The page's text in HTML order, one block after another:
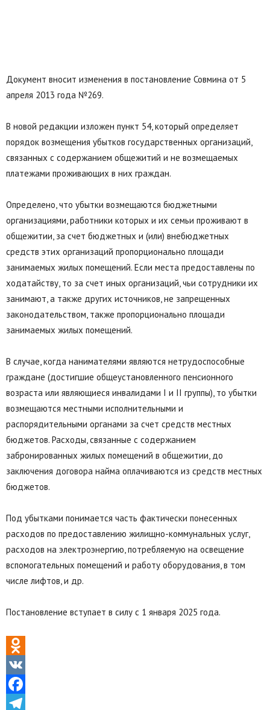
Документ вносит изменения в постановление Совмина от 5
апреля 2013 года №269.
В новой редакции изложен пункт 54, который определяет
порядок возмещения убытков государственных организаций,
связанных с содержанием общежитий и не возмещаемых
платежами проживающих в них граждан.
Определено, что убытки возмещаются бюджетными
организациями, работники которых и их семьи проживают в
общежитии, за счет бюджетных и (или) внебюджетных
средств этих организаций пропорционально площади
занимаемых жилых помещений. Если места предоставлены по
ходатайству, то за счет иных организаций, чьи сотрудники их
занимают, а также других источников, не запрещенных
законодательством, также пропорционально площади
занимаемых жилых помещений.
В случае, когда нанимателями являются нетрудоспособные
граждане (достигшие общеустановленного пенсионного
возраста или являющиеся инвалидами I и II группы), то убытки
возмещаются местными исполнительными и
распорядительными органами за счет средств местных
бюджетов. Расходы, связанные с содержанием
забронированных жилых помещений в общежитии, до
заключения договора найма оплачиваются из средств местных
бюджетов.
Под убытками понимается часть фактически понесенных
расходов по предоставлению жилищно-коммунальных услуг,
расходов на электроэнергию, потребляемую на освещение
вспомогательных помещений и работу оборудования, в том
числе лифтов, и др.
Постановление вступает в силу с 1 января 2025 года.
Odnoklassniki
VK
Facebook